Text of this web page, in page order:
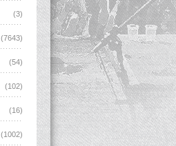
(3)
(7643)
(54)
(102)
(16)
(1002)